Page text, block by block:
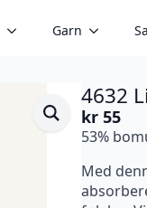
Garn
4632
kr 55
53%
Med